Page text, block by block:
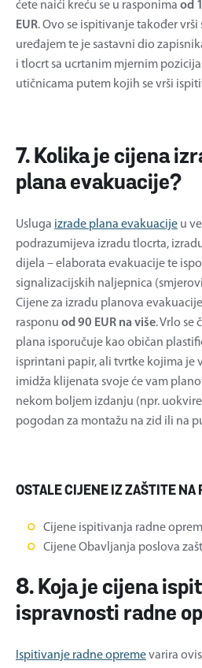
ćete naići kreću se u rasponima od
EUR. Ovo se ispitivanje također vrši
uređajem te je sastavni dio
i tlocrt sa ucrtanim mjernim
utičnicama putem kojih se vrši
7. Kolika je cijena
plana evakuacije?
Usluga izrade plana evakuacije u
podrazumijeva izradu tlocrta,
dijela – elaborata evakuacije te
signalizacijskih naljepnica
Cijene za izradu planova
rasponu od 90 EUR na više. Vrlo se
plana isporučuje kao običan
isprintani papir, ali tvrtke kojima je
imidža klijenata svoje će vam
nekom boljem izdanju (npr.
pogodan za montažu na zid ili na
OSTALE CIJENE IZ ZAŠTITE NA
Cijene ispitivanja radne
Cijene Obavljanja poslova
8. Koja je cijena
ispravnosti radne
Ispitivanje radne opremevarira